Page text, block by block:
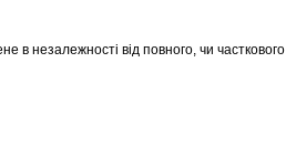
в незалежності від повного, чи часткового